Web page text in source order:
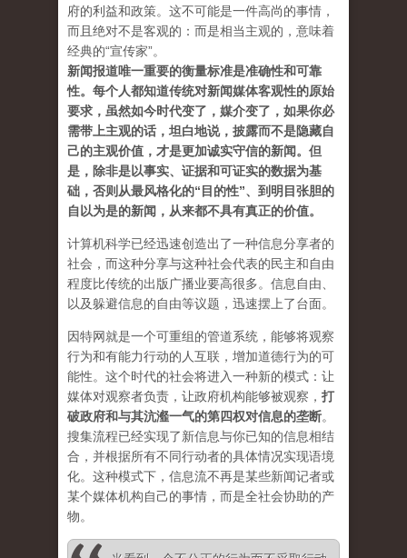
府的利益和政策。这不可能是一件高尚的事情，
而且绝对不是客观的：而是相当主观的，意味着
经典的“宣传家”。
新闻报道唯一重要的衡量标准是准确性和可靠
性。每个人都知道传统对新闻媒体客观性的原始
要求，虽然如今时代变了，媒介变了，如果你必
需带上主观的话，坦白地说，披露而不是隐藏自
己的主观价值，才是更加诚实守信的新闻。但
是，除非是以事实、证据和可证实的数据为基
础，否则从最风格化的“目的性”、到明目张胆的
自以为是的新闻，从来都不具有真正的价值。
计算机科学已经迅速创造出了一种信息分享者的
社会，而这种分享与这种社会代表的民主和自由
程度比传统的出版广播业要高很多。信息自由、
以及躲避信息的自由等议题，迅速摆上了台面。
因特网就是一个可重组的管道系统，能够将观察
行为和有能力行动的人互联，增加道德行为的可
能性。这个时代的社会将进入一种新的模式：让
媒体对观察者负责，让政府机构能够被观察， 打
破政府和与其沆瀣一气的第四权对信息的垄断。
搜集流程已经实现了新信息与你已知的信息相结
合，并根据所有不同行动者的具体情况实现语境
化。这种模式下，信息流不再是某些新闻记者或
某个媒体机构自己的事情，而是全社会协助的产
物。